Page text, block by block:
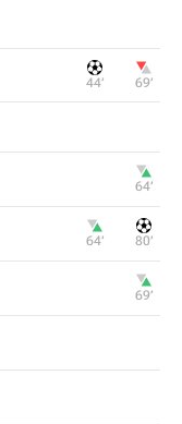
44‎’‎ 69‎’‎
64‎’‎
64‎’‎ 80‎’‎
69‎’‎